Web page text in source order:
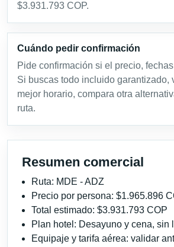
$3.931.793 COP.
Cuándo pedir confirmación
Pide confirmación si el precio,
Si buscas todo incluido garantizado,
mejor horario, compara otra
ruta.
Resumen comercial
Ruta: MDE - ADZ
Precio por persona: $1.965.896
Total estimado: $3.931.793 COP
Plan hotel: Desayuno y cena, sin
Equipaje y tarifa aérea: validar